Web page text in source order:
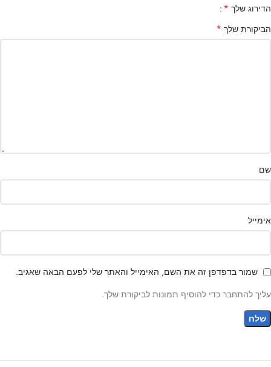
הדירוג שלך *
הביקורת שלך *
שם
אימייל
שמור בדפדפן זה את השם, האימייל והאתר שלי לפעם הבאה שאגיב.
עליך להתחבר כדי להוסיף תמונות לביקורת שלך.